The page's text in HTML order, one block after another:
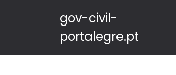
gov-civil-
portalegre.pt